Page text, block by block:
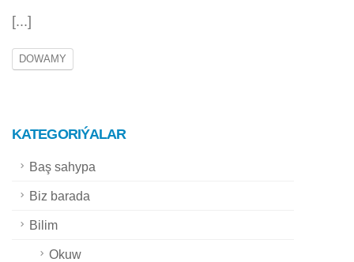
[...]
DOWAMY
KATEGORIÝALAR
Baş sahypa
Biz barada
Bilim
Okuw